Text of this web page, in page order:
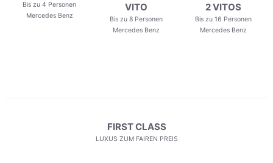
Bis zu 4 Personen
Mercedes Benz
VITO
Bis zu 8 Personen
Mercedes Benz
2 VITOS
Bis zu 16 Personen
Mercedes Benz
FIRST CLASS
LUXUS ZUM FAIREN PREIS